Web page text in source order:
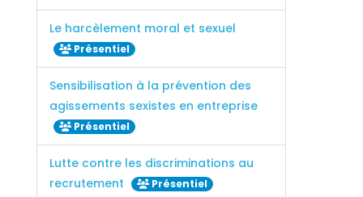
Le harcèlement moral et sexuel
Présentiel
Sensibilisation à la prévention des
agissements sexistes en entreprise
Présentiel
Lutte contre les discriminations au
recrutement
Présentiel